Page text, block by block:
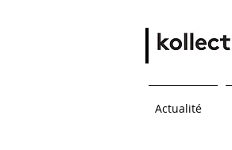
Actualité